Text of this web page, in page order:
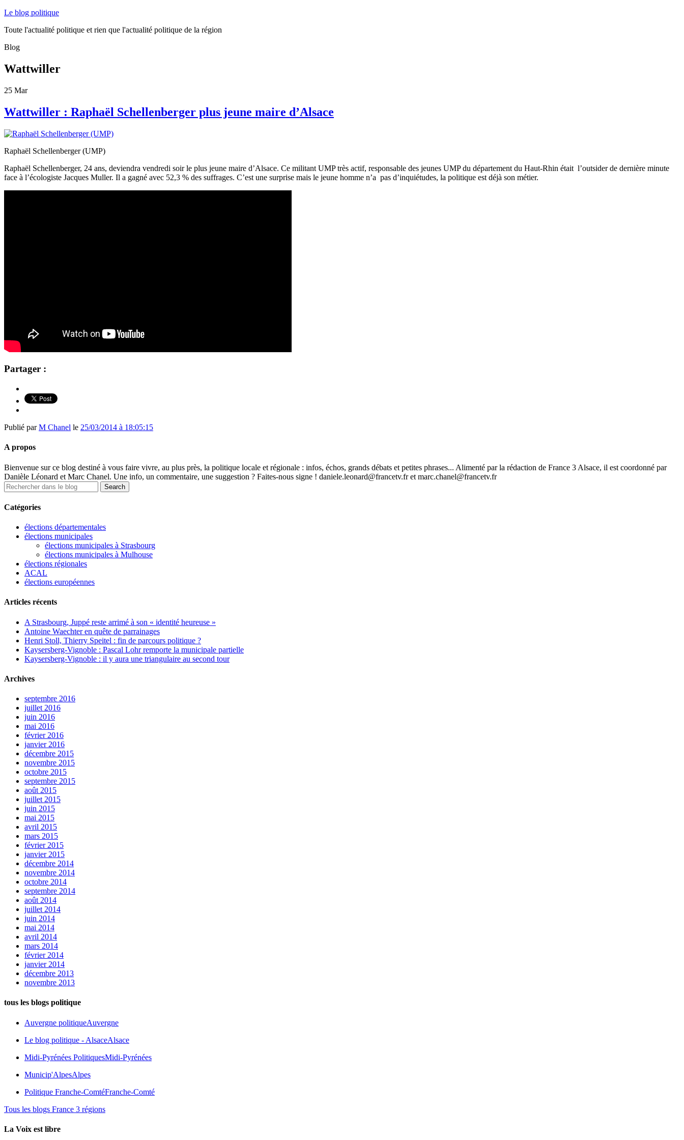
Le blog politique
Toute l'actualité politique et rien que l'actualité politique de la région
Blog
Wattwiller
25 Mar
Wattwiller : Raphaël Schellenberger plus jeune maire d’Alsace
Raphaël Schellenberger (UMP)
Raphaël Schellenberger, 24 ans, deviendra vendredi soir le plus jeune maire d’Alsace. Ce militant UMP très actif, responsable des jeunes UMP du département du Haut-Rhin était l’outsider de dernière minute
face à l’écologiste Jacques Muller. Il a gagné avec 52,3 % des suffrages. C’est une surprise mais le jeune homme n’a pas d’inquiétudes, la politique est déjà son métier.
Partager :
Publié parM Chanel le 25/03/2014 à 18:05:15
A propos
Bienvenue sur ce blog destiné à vous faire vivre, au plus près, la politique locale et régionale : infos, échos, grands débats et petites phrases... Alimenté par la rédaction de France 3 Alsace, il est coordonné par
Danièle Léonard et Marc Chanel. Une info, un commentaire, une suggestion ? Faites-nous signe ! daniele.leonard@francetv.fr et marc.chanel@francetv.fr
Catégories
élections départementales
élections municipales
élections municipales à Strasbourg
élections municipales à Mulhouse
élections régionales
ACAL
élections européennes
Articles récents
A Strasbourg, Juppé reste arrimé à son « identité heureuse »
Antoine Waechter en quête de parrainages
Henri Stoll, Thierry Speitel : fin de parcours politique ?
Kaysersberg-Vignoble : Pascal Lohr remporte la municipale partielle
Kaysersberg-Vignoble : il y aura une triangulaire au second tour
Archives
septembre 2016
juillet 2016
juin 2016
mai 2016
février 2016
janvier 2016
décembre 2015
novembre 2015
octobre 2015
septembre 2015
août 2015
juillet 2015
juin 2015
mai 2015
avril 2015
mars 2015
février 2015
janvier 2015
décembre 2014
novembre 2014
octobre 2014
septembre 2014
août 2014
juillet 2014
juin 2014
mai 2014
avril 2014
mars 2014
février 2014
janvier 2014
décembre 2013
novembre 2013
tous les blogs politique
Auvergne politiqueAuvergne
Le blog politique - AlsaceAlsace
Midi-Pyrénées PolitiquesMidi-Pyrénées
Municip'AlpesAlpes
Politique Franche-ComtéFranche-Comté
Tous les blogs France 3 régions
La Voix est libre